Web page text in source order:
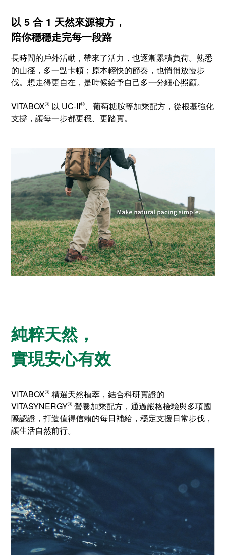
以 5 合 1 天然來源複方，
陪你穩穩走完每一段路
長時間的戶外活動，帶來了活力，也逐漸累積負荷。熟悉
的山徑，多一點卡頓；原本輕快的節奏，也悄悄放慢步
伐。想走得更自在，是時候給予自己多一分細心照顧。
VITABOX® 以 UC-II®、葡萄糖胺等加乘配方，從根基強化
支撐，讓每一步都更穩、更踏實。
純粹天然，
實現安心有效
VITABOX® 精選天然植萃，結合科研實證的
VITASYNERGY® 營養加乘配方，通過嚴格檢驗與多項國
際認證，打造值得信賴的每日補給，穩定支援日常步伐，
讓生活自然前行。